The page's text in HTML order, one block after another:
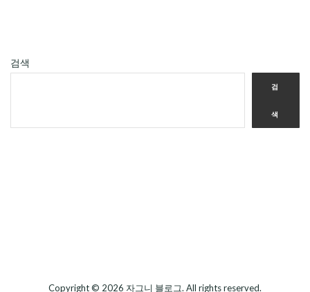
검색
검
색
Copyright © 2026 자그니 블로그. All rights reserved.